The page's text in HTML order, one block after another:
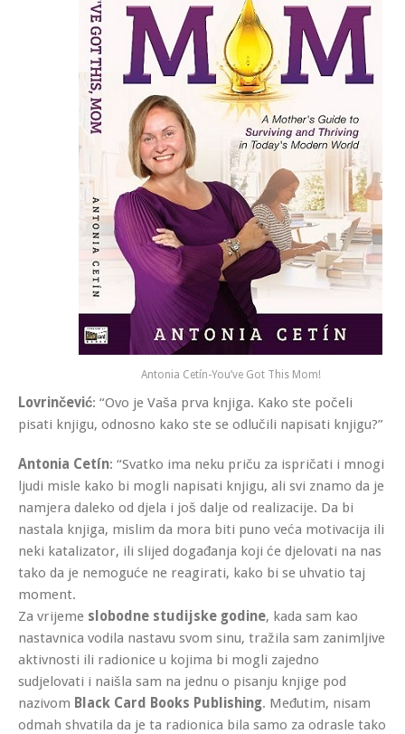
Antonia Cetín-You’ve Got This Mom!
Lovrinčević: “Ovo je Vaša prva knjiga. Kako ste počeli
pisati knjigu, odnosno kako ste se odlučili napisati knjigu?”
Antonia Cetín: “Svatko ima neku priču za ispričati i mnogi
ljudi misle kako bi mogli napisati knjigu, ali svi znamo da je
namjera daleko od djela i još dalje od realizacije. Da bi
nastala knjiga, mislim da mora biti puno veća motivacija ili
neki katalizator, ili slijed događanja koji će djelovati na nas
tako da je nemoguće ne reagirati, kako bi se uhvatio taj
moment.
Za vrijeme slobodne studijske godine, kada sam kao
nastavnica vodila nastavu svom sinu, tražila sam zanimljive
aktivnosti ili radionice u kojima bi mogli zajedno
sudjelovati i naišla sam na jednu o pisanju knjige pod
nazivom Black Card Books Publishing. Međutim, nisam
odmah shvatila da je ta radionica bila samo za odrasle tako